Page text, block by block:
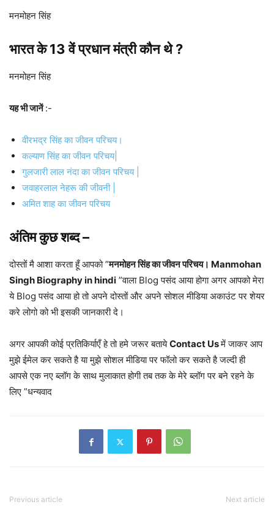
मनमोहन सिंह
भारत के 13 वें प्रधान मंत्री कौन थे ?
मनमोहन सिंह
यह भी जानें:-
वीरभद्र सिंह का जीवन परिचय।
कल्याण सिंह का जीवन परिचय|
गुलजारी लाल नंदा का जीवन परिचय |
जवाहरलाल नेहरू की जीवनी |
अमित शाह का जीवन परिचय
अंतिम कुछ शब्द –
दोस्तों मै आशा करता हूँ आपको ”मनमोहन सिंह का जीवन परिचय। Manmohan
Singh Biography in hindi ”वाला Blog पसंद आया होगा अगर आपको मेरा
ये Blog पसंद आया हो तो अपने दोस्तों और अपने सोशल मीडिया अकाउंट पर शेयर
करे लोगो को भी इसकी जानकारी दे।
अगर आपकी कोई प्रतिकिर्याएँ हे तो हमे जरूर बतायेContact Usमें जाकर आप
मुझे ईमेल कर सकते है या मुझे सोशल मीडिया पर फॉलो कर सकते है जल्दी ही
आपसे एक नए ब्लॉग के साथ मुलाकात होगी तब तक के मेरे ब्लॉग पर बने रहने के
लिए ”धन्यवाद
Previous article Next article